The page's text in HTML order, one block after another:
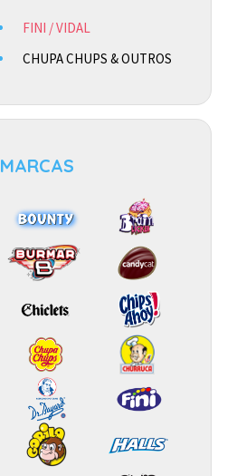
FINI / VIDAL
CHUPA CHUPS & OUTROS
MARCAS